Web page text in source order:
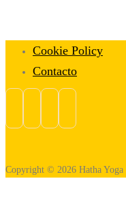
Cookie Policy
Contacto
Copyright © 2026 Hatha Yoga